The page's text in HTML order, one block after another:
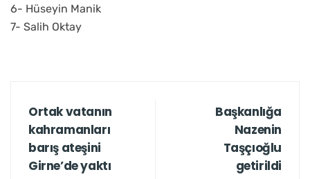
6- Hüseyin Manik
7- Salih Oktay
Ortak vatanın
kahramanları
barış ateşini
Girne’de yaktı
Başkanlığa
Nazenin
Taşçıoğlu
getirildi